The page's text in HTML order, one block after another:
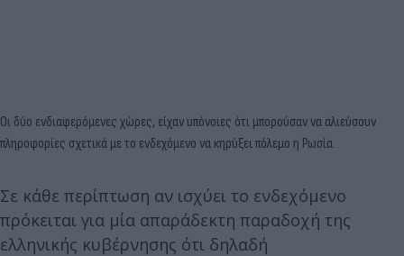
Οι δύο ενδιαφερόμενες χώρες, είχαν υπόνοιες ότι μπορούσαν να αλιεύσουν
πληροφορίες σχετικά με το ενδεχόμενο να κηρύξει πόλεμο η Ρωσία.
Σε κάθε περίπτωση αν ισχύει το ενδεχόμενο
πρόκειται για μία απαράδεκτη παραδοχή της
ελληνικής κυβέρνησης ότι δηλαδή